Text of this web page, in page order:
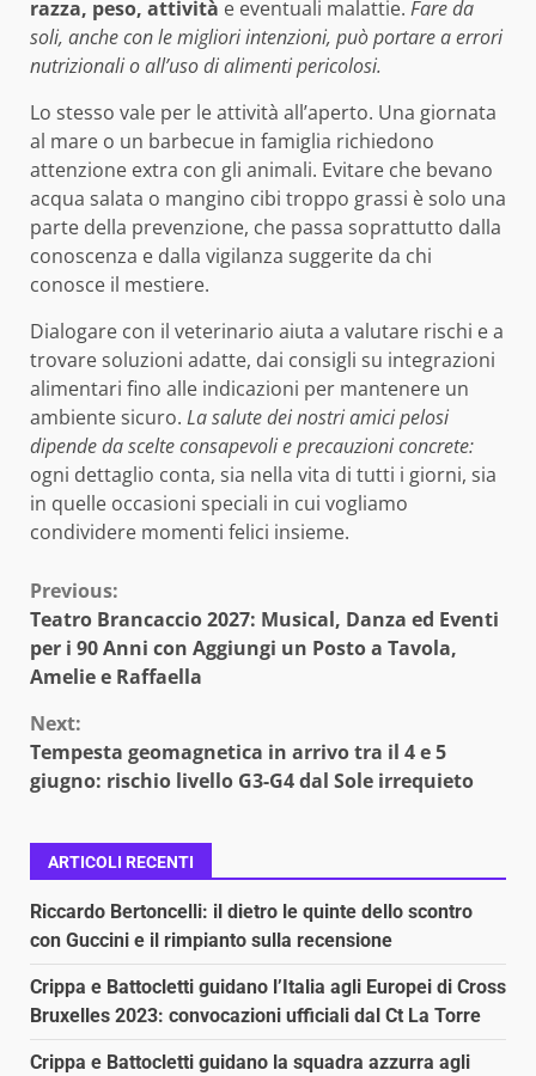
razza, peso, attività e eventuali malattie. Fare da
soli, anche con le migliori intenzioni, può portare a errori
nutrizionali o all’uso di alimenti pericolosi.
Lo stesso vale per le attività all’aperto. Una giornata
al mare o un barbecue in famiglia richiedono
attenzione extra con gli animali. Evitare che bevano
acqua salata o mangino cibi troppo grassi è solo una
parte della prevenzione, che passa soprattutto dalla
conoscenza e dalla vigilanza suggerite da chi
conosce il mestiere.
Dialogare con il veterinario aiuta a valutare rischi e a
trovare soluzioni adatte, dai consigli su integrazioni
alimentari fino alle indicazioni per mantenere un
ambiente sicuro. La salute dei nostri amici pelosi
dipende da scelte consapevoli e precauzioni concrete:
ogni dettaglio conta, sia nella vita di tutti i giorni, sia
in quelle occasioni speciali in cui vogliamo
condividere momenti felici insieme.
Continue
Reading
Previous:
Teatro Brancaccio 2027: Musical, Danza ed Eventi
per i 90 Anni con Aggiungi un Posto a Tavola,
Amelie e Raffaella
Next:
Tempesta geomagnetica in arrivo tra il 4 e 5
giugno: rischio livello G3-G4 dal Sole irrequieto
ARTICOLI RECENTI
Riccardo Bertoncelli: il dietro le quinte dello scontro
con Guccini e il rimpianto sulla recensione
Crippa e Battocletti guidano l’Italia agli Europei di Cross
Bruxelles 2023: convocazioni ufficiali dal Ct La Torre
Crippa e Battocletti guidano la squadra azzurra agli